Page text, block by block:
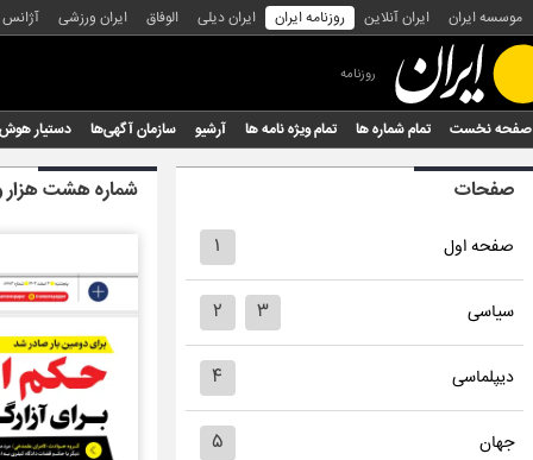
موسسه ایران ایران آنلاین روزنامه ایران ایران دیلی الوفاق ایران ورزشی
روزنامه
صفحه نخست تمام شماره ها تمام ویژه نامه ها آرشیو سازمان آگهی‌ها دستیار
صفحات
صفحه اول ۱
سیاسی ۲ ۳
دیپلماسی ۴
جهان ۵
شماره هشت